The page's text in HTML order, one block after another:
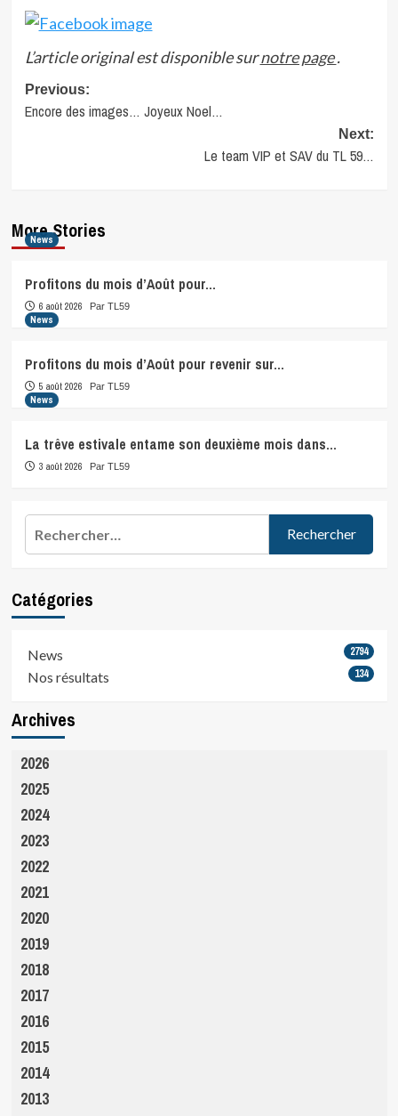
L’article original est disponible surnotre page.
Post
navigation
Previous:
Encore des images… Joyeux Noel…
Next:
Le team VIP et SAV du TL 59…
More Stories
News
Profitons du mois d’Août pour…
6 août 2026 Par TL59
News
Profitons du mois d’Août pour revenir sur…
5 août 2026 Par TL59
News
La trêve estivale entame son deuxième mois dans…
3 août 2026 Par TL59
Rechercher :
Catégories
News 2794
Nos résultats 134
Archives
2026
2025
2024
2023
2022
2021
2020
2019
2018
2017
2016
2015
2014
2013